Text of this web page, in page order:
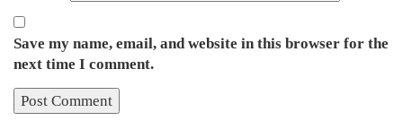
Save my name, email, and website in this browser for the
next time I comment.